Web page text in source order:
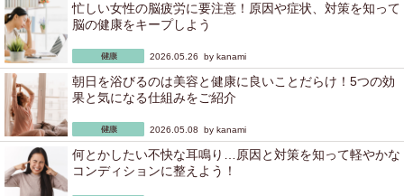
忙しい女性の脳疲労に要注意！原因や症状、対策を知って
脳の健康をキープしよう
2026.05.26 by kanami
朝日を浴びるのは美容と健康に良いことだらけ！5つの効
果と気になる仕組みをご紹介
2026.05.08 by kanami
何とかしたい不快な耳鳴り…原因と対策を知って軽やかな
コンディションに整えよう！